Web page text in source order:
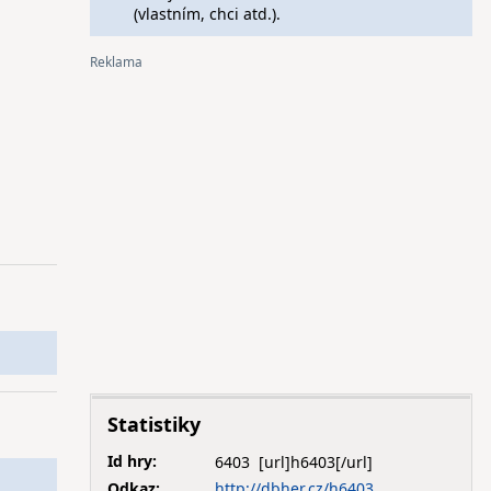
(vlastním, chci atd.).
Statistiky
Id hry:
6403